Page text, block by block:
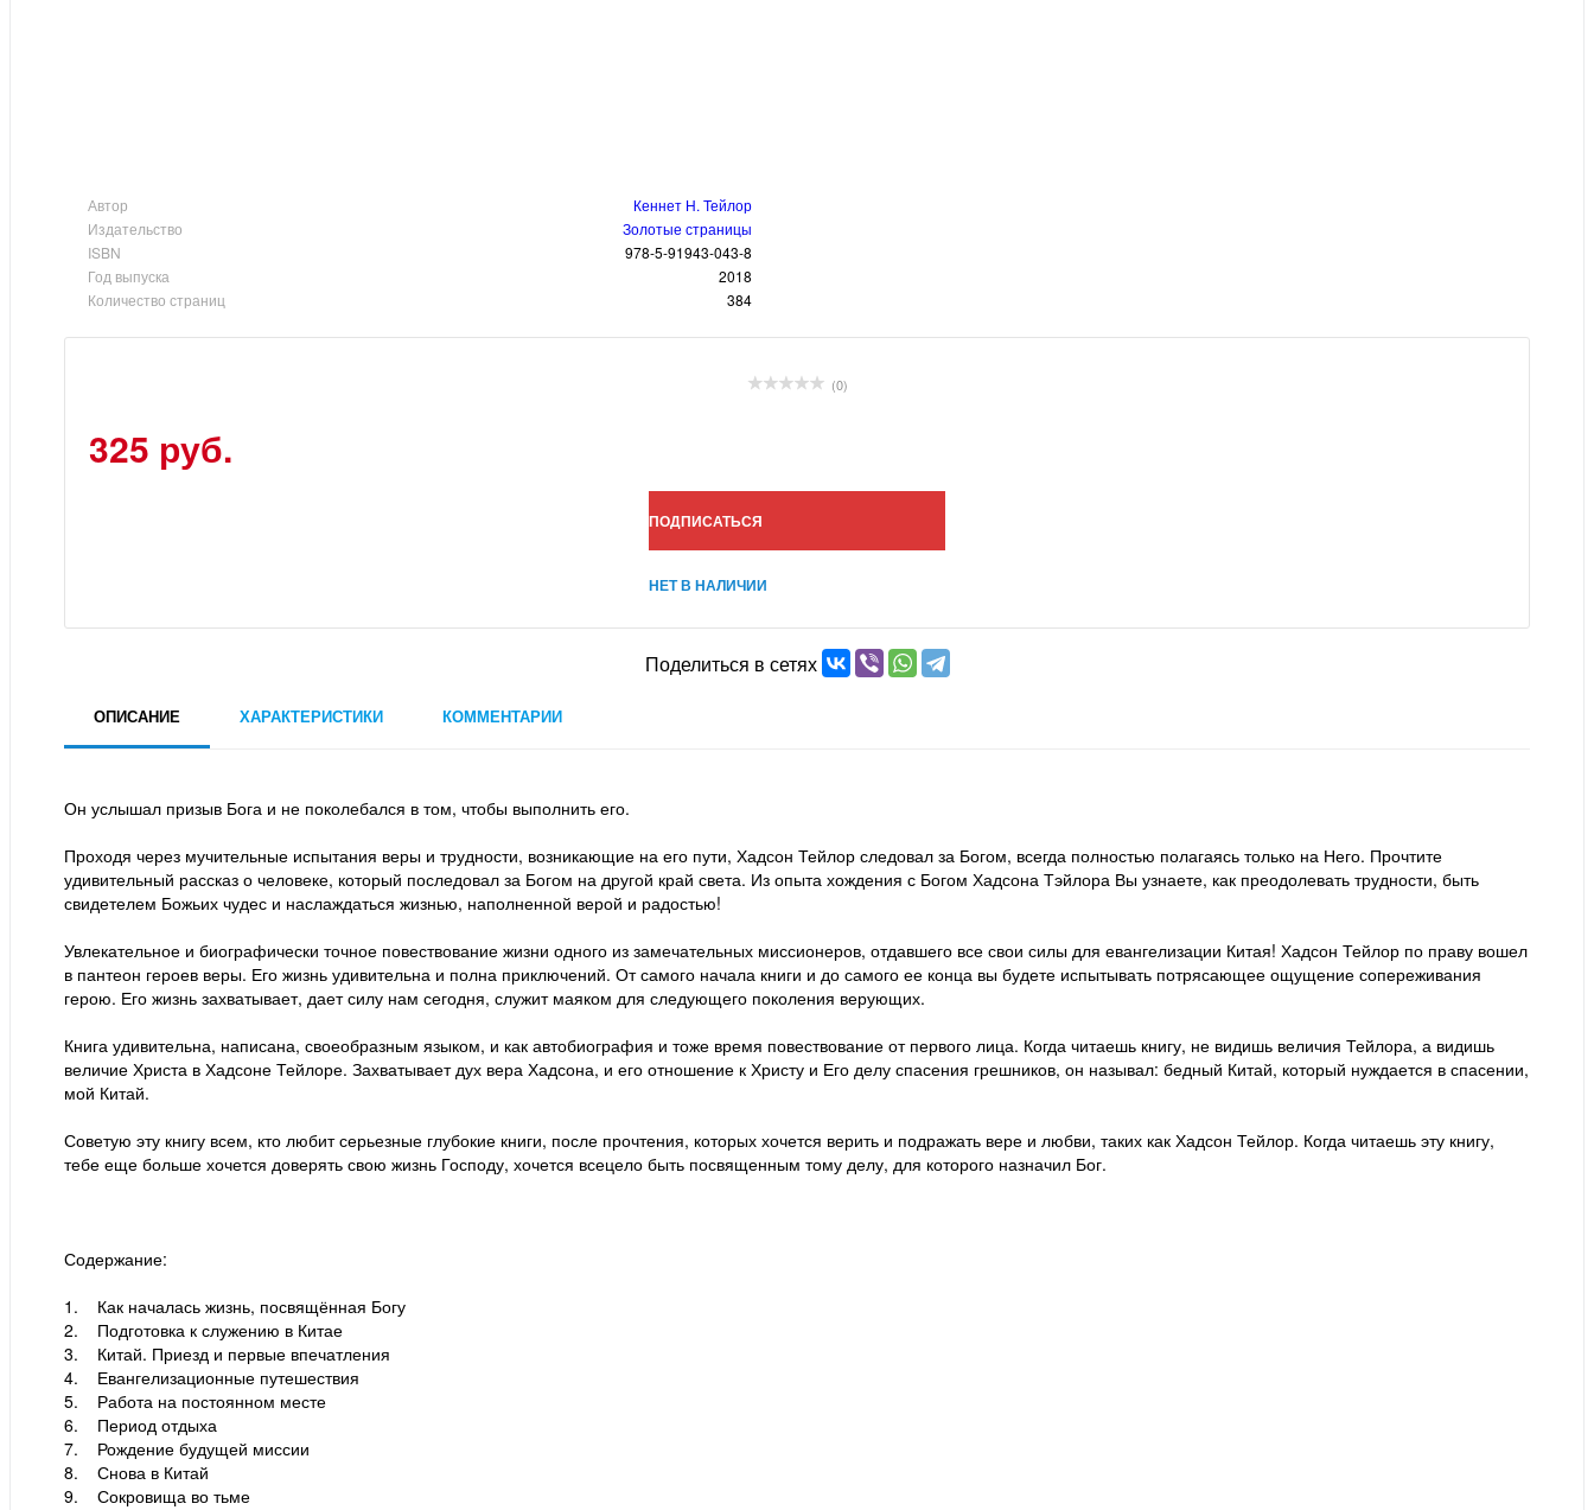
Автор
Кеннет Н. Тейлор
Издательство
Золотые страницы
ISBN
978-5-91943-043-8
Год выпуска
2018
Количество страниц
384
(0)
325 руб.
ПОДПИСАТЬСЯ
НЕТ В НАЛИЧИИ
Поделиться в сетях
ОПИСАНИЕ ХАРАКТЕРИСТИКИ КОММЕНТАРИИ
Он услышал призыв Бога и не поколебался в том, чтобы выполнить его.
Проходя через мучительные испытания веры и трудности, возникающие на его пути, Хадсон Тейлор следовал за Богом, всегда полностью полагаясь только на Него. Прочтите
удивительный рассказ о человеке, который последовал за Богом на другой край света. Из опыта хождения с Богом Хадсона Тэйлора Вы узнаете, как преодолевать трудности, быть
свидетелем Божьих чудес и наслаждаться жизнью, наполненной верой и радостью!
Увлекательное и биографически точное повествование жизни одного из замечательных миссионеров, отдавшего все свои силы для евангелизации Китая! Хадсон Тейлор по праву вошел
в пантеон героев веры. Его жизнь удивительна и полна приключений. От самого начала книги и до самого ее конца вы будете испытывать потрясающее ощущение сопереживания
герою. Его жизнь захватывает, дает силу нам сегодня, служит маяком для следующего поколения верующих.
Книга удивительна, написана, своеобразным языком, и как автобиография и тоже время повествование от первого лица. Когда читаешь книгу, не видишь величия Тейлора, а видишь
величие Христа в Хадсоне Тейлоре. Захватывает дух вера Хадсона, и его отношение к Христу и Его делу спасения грешников, он называл: бедный Китай, который нуждается в спасении,
мой Китай.
Советую эту книгу всем, кто любит серьезные глубокие книги, после прочтения, которых хочется верить и подражать вере и любви, таких как Хадсон Тейлор. Когда читаешь эту книгу,
тебе еще больше хочется доверять свою жизнь Господу, хочется всецело быть посвященным тому делу, для которого назначил Бог.
Содержание:
1. Как началась жизнь, посвящённая Богу
2. Подготовка к служению в Китае
3. Китай. Приезд и первые впечатления
4. Евангелизационные путешествия
5. Работа на постоянном месте
6. Период отдыха
7. Рождение будущей миссии
8. Снова в Китай
9. Сокровища во тьме